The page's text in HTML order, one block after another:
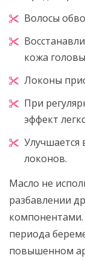
Волосы
кожа
Локоны
При
эффект
локонов.
Масло не
разбавлении
компонентами.
периода
повышенном